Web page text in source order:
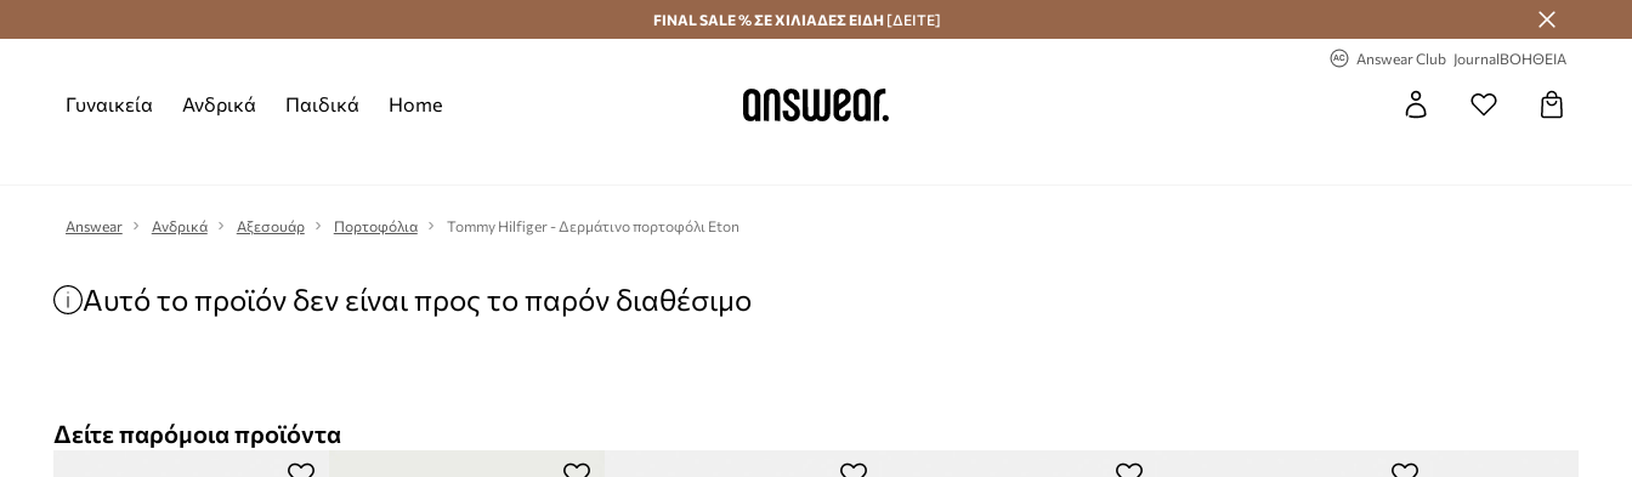
Αποστολή σε 24 ώρες Εξοικονομήστε με το Answear Club
FINAL SALE % ΣΕ ΧΙΛΙΑΔΕΣ ΕΙΔΗ [ΔΕΙΤΕ]
Answear Club JournalΒΟΗΘΕΙΑ
Γυναικεία Ανδρικά Παιδικά Home
Answear Ανδρικά Αξεσουάρ Πορτοφόλια Tommy Hilfiger - Δερμάτινο πορτοφόλι Eton
Αυτό το προϊόν δεν είναι προς το παρόν διαθέσιμο
Δείτε παρόμοια προϊόντα